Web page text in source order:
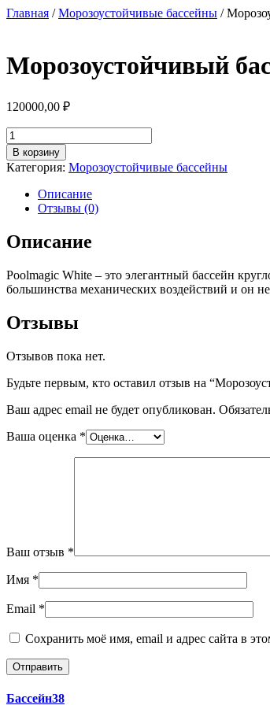
Перейти
Главная /Морозоустойчивые бассейны /
Морозоустойчивый
120000,00 ₽
Количество
товара
Морозоустойчивый
бассейн
PoolMagic
White
круглый
3.6x1.3
м
Standart
В корзину
Категория: Морозоустойчивые бассейны
Описание
Отзывы (0)
Описание
Poolmagic White – это элегантный бассейн
большинства механических воздействий и он
Отзывы
Отзывов пока нет.
Будьте первым, кто оставил отзыв на
Ваш адрес email не будет опубликован.
Ваша оценка *
Ваш отзыв *
Имя *
Email *
Сохранить моё имя, email и адрес сайта в
Бассейн38